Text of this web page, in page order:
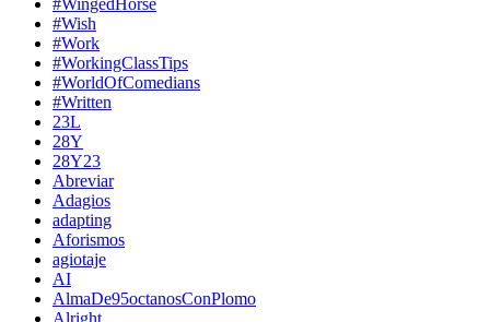
#WingedHorse
#Wish
#Work
#WorkingClassTips
#WorldOfComedians
#Written
23L
28Y
28Y23
Abreviar
Adagios
adapting
Aforismos
agiotaje
AI
AlmaDe95octanosConPlomo